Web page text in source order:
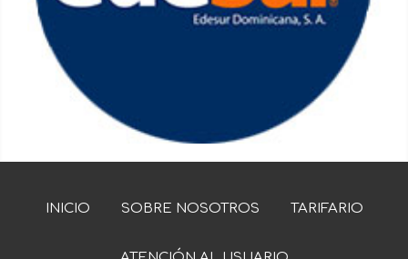
INICIO SOBRE NOSOTROS TARIFARIO